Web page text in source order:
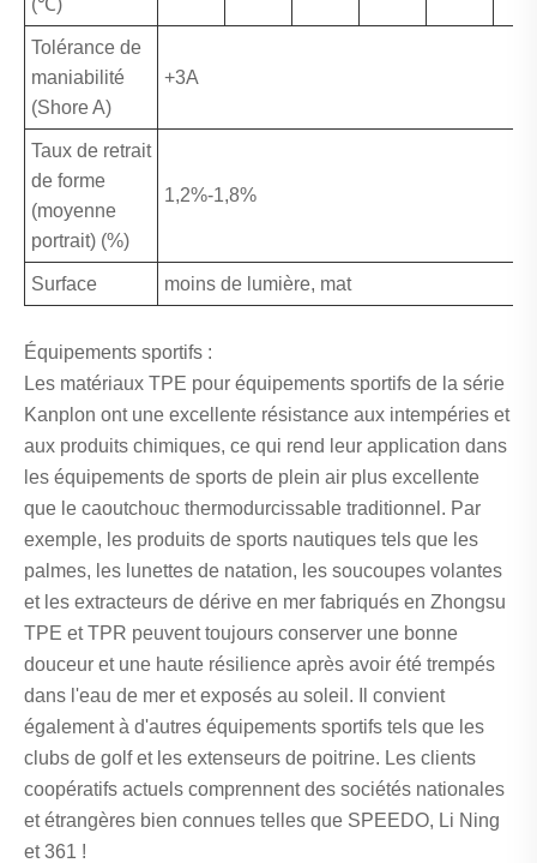
Tolérance de
maniabilité
(Shore A)
+3A
Taux de retrait
de forme
(moyenne
portrait) (%)
1,2%-1,8%
Surface moins de lumière, mat
Équipements sportifs :
Les matériaux TPE pour équipements sportifs de la série
Kanplon ont une excellente résistance aux intempéries et
aux produits chimiques, ce qui rend leur application dans
les équipements de sports de plein air plus excellente
que le caoutchouc thermodurcissable traditionnel. Par
exemple, les produits de sports nautiques tels que les
palmes, les lunettes de natation, les soucoupes volantes
et les extracteurs de dérive en mer fabriqués en Zhongsu
TPE et TPR peuvent toujours conserver une bonne
douceur et une haute résilience après avoir été trempés
dans l'eau de mer et exposés au soleil. Il convient
également à d'autres équipements sportifs tels que les
clubs de golf et les extenseurs de poitrine. Les clients
coopératifs actuels comprennent des sociétés nationales
et étrangères bien connues telles que SPEEDO, Li Ning
et 361 !